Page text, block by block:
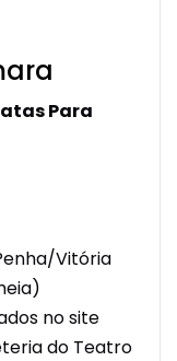
Para
Vitória
no site
do Teatro